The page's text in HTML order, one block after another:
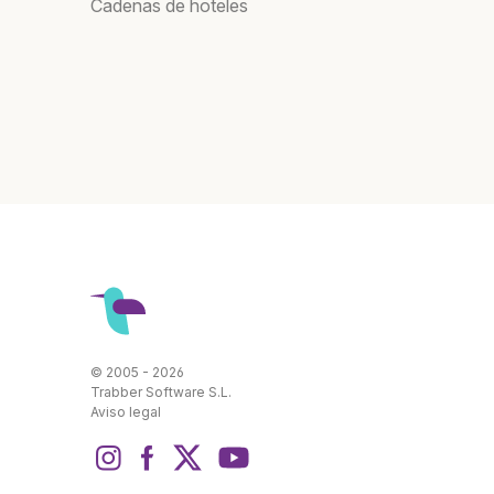
Cadenas de hoteles
© 2005 - 2026
Trabber Software S.L.
Aviso legal